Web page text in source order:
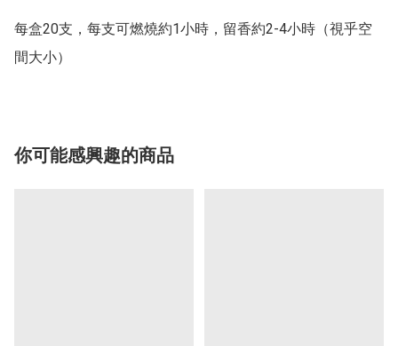
每盒20支，每支可燃燒約1小時，留香約2-4小時（視乎空
間大小）
你可能感興趣的商品